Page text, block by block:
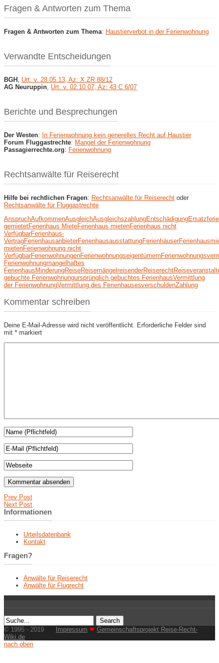
Fragen & Antworten zum Thema
Fragen & Antworten zum Thema: Haustierverbot in der Ferienwohnung
Verwandte Entscheidungen
BGH Urt. v. 28.05.13, Az: X ZR 88/12
AG Neuruppin Urt. v. 02.10.07, Az: 43 C 6/07
Berichte und Besprechungen
Der Westen: In Ferienwohnung kein generelles Recht auf Haustier
Forum Fluggastrechte: Mangel der Ferienwohnung
Passagierrechte.org: Ferienwohnung
Rechtsanwälte für Reiserecht
Hilfe bei rechtlichen Fragen: Rechtsanwälte für Reiserecht oder
Rechtsanwälte für Fluggastrechte
AnspruchAufkommenAusgleichAusgleichszahlungEntschädigung
gemietetFerienhaus MieteFerienhaus mietenFerienhaus nicht
VerfügbarFerienhaus-
VertragFerienhausanbieterFerienhausausstattungFerienhäuser
mietenFerienwohnung nicht
VerfügbarFerienwohnungenFerienwohnungseigentümern
Ferienwohnungmangelhaftes
FerienhausMinderungReiseReisemängelreisenderReiserecht
gebuchte Ferienwohnungursprünglich gebuchtes FerienhausVermittlung
der FerienwohnungVermittlung des FerienhausesverschuldenZahlung
Kommentar schreiben
Deine E-Mail-Adresse wird nicht veröffentlicht. Erforderliche Felder sind
mit * markiert
Prev Post
Next Post
Informationen
Urteilsdatenbank
Kontakt
Fragen?
Anwälte für Reiserecht
Anwälte für Flugrecht
© 1995 - 2019 Impressum ❤ Gemeinschaftsprojekt Reise-Recht-
Wiki.de
nach oben